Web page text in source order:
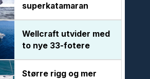
superkatamaran
Wellcraft utvider med
to nye 33-fotere
Større rigg og mer